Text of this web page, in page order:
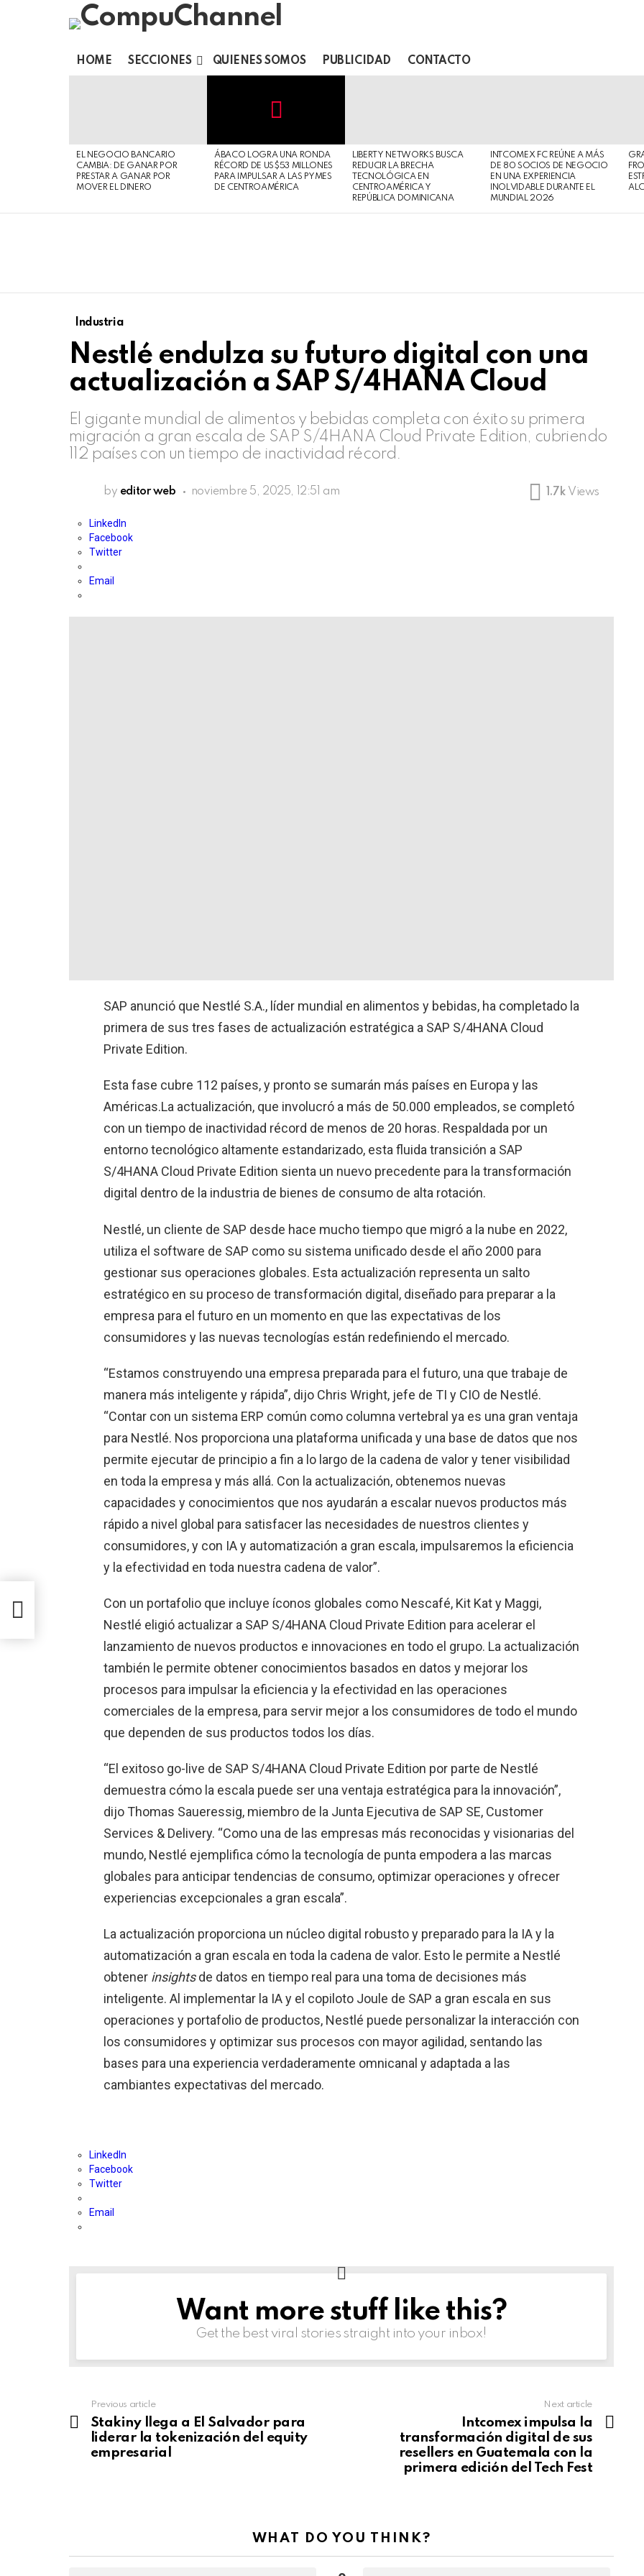
HOME SECCIONES QUIENES SOMOS PUBLICIDAD CONTACTO
EL NEGOCIO BANCARIO
CAMBIA: DE GANAR POR
PRESTAR A GANAR POR
MOVER EL DINERO
Safe
For
Work
view
this
post
ÁBACO LOGRA UNA RONDA
RÉCORD DE US$53 MILLONES
PARA IMPULSAR A LAS PYMES
DE CENTROAMÉRICA
LIBERTY NETWORKS BUSCA
REDUCIR LA BRECHA
TECNOLÓGICA EN
CENTROAMÉRICA Y
REPÚBLICA DOMINICANA
INTCOMEX FC REÚNE A MÁS
DE 80 SOCIOS DE NEGOCIO
EN UNA EXPERIENCIA
INOLVIDABLE DURANTE EL
MUNDIAL 2026
Industria
Nestlé endulza su futuro digital con una
actualización a SAP S/4HANA Cloud
El gigante mundial de alimentos y bebidas completa con éxito su primera
migración a gran escala de SAP S/4HANA Cloud Private Edition, cubriendo
112 países con un tiempo de inactividad récord.
by editor web noviembre 5, 2025, 12:51 am 1.7k Views
LinkedIn
Facebook
Twitter
Email
SAP anunció que Nestlé S.A., líder mundial en alimentos y bebidas, ha completado la
primera de sus tres fases de actualización estratégica a SAP S/4HANA Cloud
Private Edition.
Esta fase cubre 112 países, y pronto se sumarán más países en Europa y las
Américas.La actualización, que involucró a más de 50.000 empleados, se completó
con un tiempo de inactividad récord de menos de 20 horas. Respaldada por un
entorno tecnológico altamente estandarizado, esta fluida transición a SAP
S/4HANA Cloud Private Edition sienta un nuevo precedente para la transformación
digital dentro de la industria de bienes de consumo de alta rotación.
Nestlé, un cliente de SAP desde hace mucho tiempo que migró a la nube en 2022,
utiliza el software de SAP como su sistema unificado desde el año 2000 para
gestionar sus operaciones globales. Esta actualización representa un salto
estratégico en su proceso de transformación digital, diseñado para preparar a la
empresa para el futuro en un momento en que las expectativas de los
consumidores y las nuevas tecnologías están redefiniendo el mercado.
“Estamos construyendo una empresa preparada para el futuro, una que trabaje de
manera más inteligente y rápida”, dijo Chris Wright, jefe de TI y CIO de Nestlé.
“Contar con un sistema ERP común como columna vertebral ya es una gran ventaja
para Nestlé. Nos proporciona una plataforma unificada y una base de datos que nos
permite ejecutar de principio a fin a lo largo de la cadena de valor y tener visibilidad
en toda la empresa y más allá. Con la actualización, obtenemos nuevas
capacidades y conocimientos que nos ayudarán a escalar nuevos productos más
rápido a nivel global para satisfacer las necesidades de nuestros clientes y
consumidores, y con IA y automatización a gran escala, impulsaremos la eficiencia
y la efectividad en toda nuestra cadena de valor”.
Con un portafolio que incluye íconos globales como Nescafé, Kit Kat y Maggi,
Nestlé eligió actualizar a SAP S/4HANA Cloud Private Edition para acelerar el
lanzamiento de nuevos productos e innovaciones en todo el grupo. La actualización
también le permite obtener conocimientos basados en datos y mejorar los
procesos para impulsar la eficiencia y la efectividad en las operaciones
comerciales de la empresa, para servir mejor a los consumidores de todo el mundo
que dependen de sus productos todos los días.
“El exitoso go-live de SAP S/4HANA Cloud Private Edition por parte de Nestlé
demuestra cómo la escala puede ser una ventaja estratégica para la innovación”,
dijo Thomas Saueressig, miembro de la Junta Ejecutiva de SAP SE, Customer
Services & Delivery. “Como una de las empresas más reconocidas y visionarias del
mundo, Nestlé ejemplifica cómo la tecnología de punta empodera a las marcas
globales para anticipar tendencias de consumo, optimizar operaciones y ofrecer
experiencias excepcionales a gran escala”.
La actualización proporciona un núcleo digital robusto y preparado para la IA y la
automatización a gran escala en toda la cadena de valor. Esto le permite a Nestlé
obtener insightsde datos en tiempo real para una toma de decisiones más
inteligente. Al implementar la IA y el copiloto Joule de SAP a gran escala en sus
operaciones y portafolio de productos, Nestlé puede personalizar la interacción con
los consumidores y optimizar sus procesos con mayor agilidad, sentando las
bases para una experiencia verdaderamente omnicanal y adaptada a las
cambiantes expectativas del mercado.
LinkedIn
Facebook
Twitter
Email
NEWSLETTERWant more stuff like this?
Get the best viral stories straight into your inbox!
more
Previous article
Stakiny llega a El Salvador para
liderar la tokenización del equity
empresarial
Next article
Intcomex impulsa la
transformación digital de sus
resellers en Guatemala con la
primera edición del Tech Fest
WHAT DO YOU THINK?